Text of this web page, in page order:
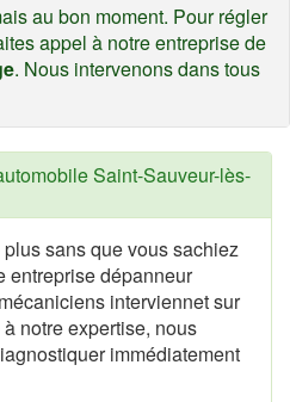
au bon moment. Pour régler
appel à notre entreprise de
. Nous intervenons dans tous
Saint-Sauveur-lès-
sans que vous sachiez
entreprise dépanneur
interviennet sur
notre expertise, nous
immédiatement